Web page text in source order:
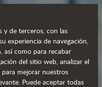
y de terceros, con las
experiencia de navegación,
así como para recabar
del sitio web, analizar el
mejorar nuestros
Puede aceptar todas